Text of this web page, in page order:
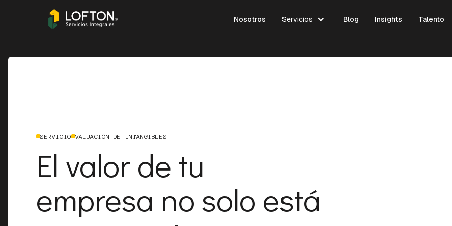
Nosotros Servicios Blog Insights Talento
SERVICIO VALUACIÓN DE INTANGIBLES
El valor de tu
empresa no solo está